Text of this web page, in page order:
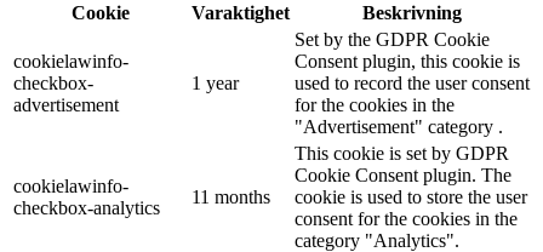
Cookie
Varaktighet Beskrivning
cookielawinfo-
checkbox-
advertisement
1 year
Set by the GDPR Cookie
Consent plugin, this cookie is
used to record the user consent
for the cookies in the
"Advertisement" category .
cookielawinfo-
checkbox-analytics
11 months
This cookie is set by GDPR
Cookie Consent plugin. The
cookie is used to store the user
consent for the cookies in the
category "Analytics".